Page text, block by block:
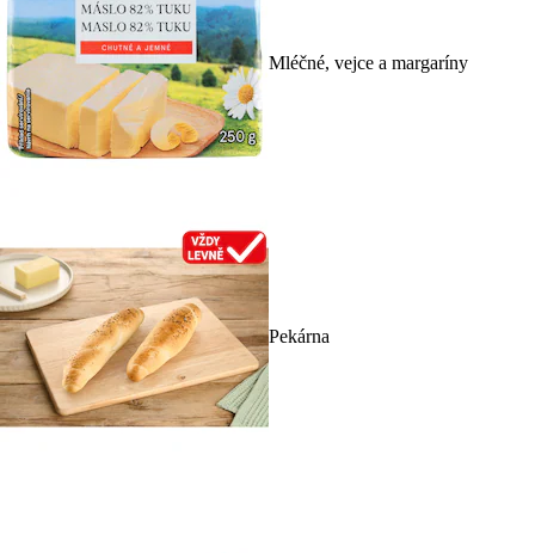
Mléčné, vejce a margaríny
Pekárna